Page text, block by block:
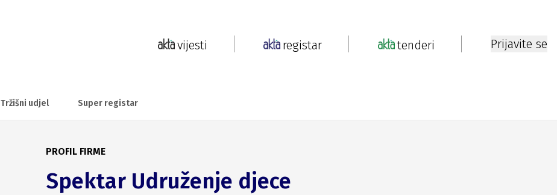
vijesti registar tenderi Prijavite se
Tržišni udjel Super registar
PROFIL FIRME
Spektar Udruženje djece